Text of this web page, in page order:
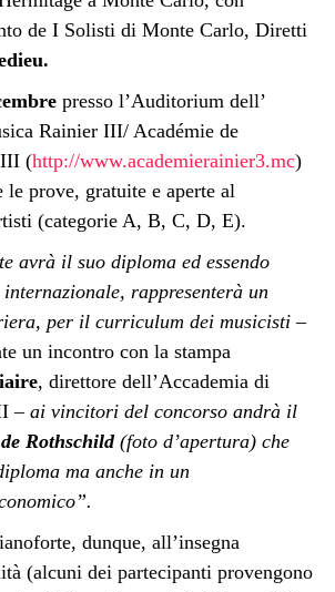
de I Solisti di Monte Carlo, Diretti
presso l’Auditorium dell’
Rainier III/ Académie de
III (http://www.academierainier3.mc)
le prove, gratuite e aperte al
(categorie A, B, C, D, E).
avrà il suo diploma ed essendo
rappresenterà un
per il curriculum dei musicisti –
un incontro con la stampa
, direttore dell’Accademia di
– ai vincitori del concorso andrà il
Rothschild(foto d’apertura) che
ma anche in un
dunque, all’insegna
(alcuni dei partecipanti provengono